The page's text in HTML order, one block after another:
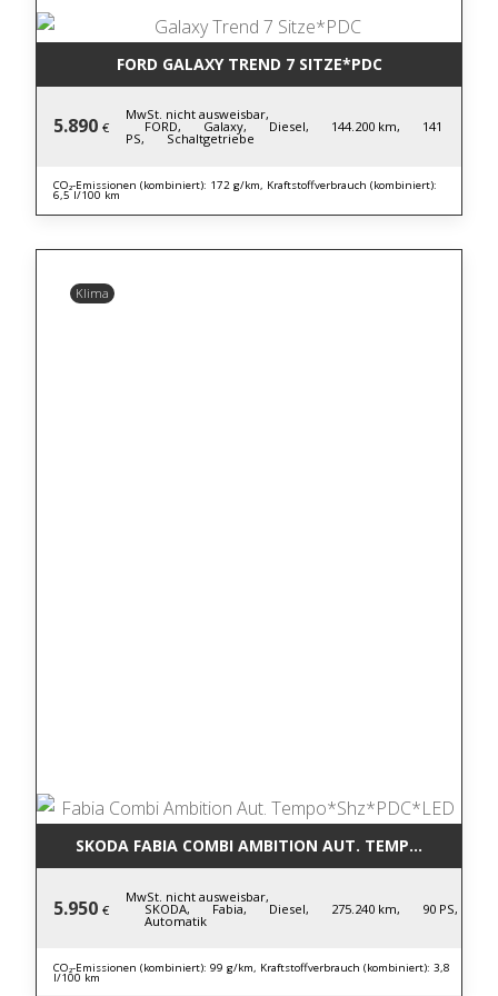
FORD GALAXY TREND 7 SITZE*PDC
5.890 €
MwSt. nicht ausweisbar,
FORD, Galaxy, Diesel, 144.200 km, 141
PS, Schaltgetriebe
CO₂-Emissionen (kombiniert): 172 g/km, Kraftstoffverbrauch (kombiniert):
6,5 l/100 km
Klima
SKODA FABIA COMBI AMBITION AUT.
5.950 €
MwSt. nicht ausweisbar,
SKODA, Fabia, Diesel, 275.240 km, 90 PS,
Automatik
CO₂-Emissionen (kombiniert): 99 g/km, Kraftstoffverbrauch (kombiniert): 3,8
l/100 km